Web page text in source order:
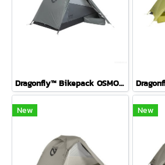
Dragonfly™ Bikepack OSMO™ Ultralight Backpacking Tent P1 ( Fog )
New New